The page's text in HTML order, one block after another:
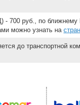
700 руб., по ближнему
можно узнать на
до транспортной